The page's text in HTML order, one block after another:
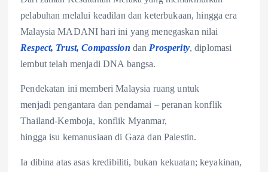
pelabuhan melalui keadilan dan keterbukaan, hingga era
Malaysia MADANI hari ini yang menegaskan nilai
Respect, Trust, Compassion dan Prosperity, diplomasi
lembut telah menjadi DNA bangsa.
Pendekatan ini memberi Malaysia ruang untuk
menjadi pengantara dan pendamai – peranan konflik
Thailand-Kemboja, konflik Myanmar,
hingga isu kemanusiaan di Gaza dan Palestin.
Ia dibina atas asas kredibiliti, bukan kekuatan; keyakinan,